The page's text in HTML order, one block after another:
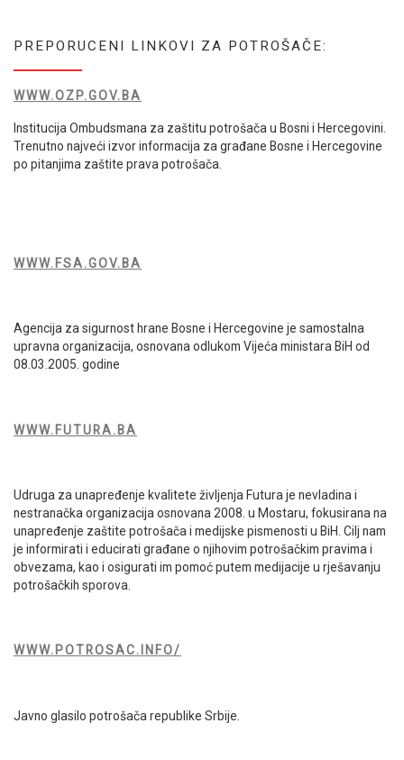
PREPORUCENI LINKOVI ZA POTROŠAČE:
WWW.OZP.GOV.BA
Institucija Ombudsmana za zaštitu potrošača u Bosni i Hercegovini.
Trenutno najveći izvor informacija za građane Bosne i Hercegovine
po pitanjima zaštite prava potrošača.
WWW.FSA.GOV.BA
Agencija za sigurnost hrane Bosne i Hercegovine je samostalna
upravna organizacija, osnovana odlukom Vijeća ministara BiH od
08.03.2005. godine
WWW.FUTURA.BA
Udruga za unapređenje kvalitete življenja Futura je nevladina i
nestranačka organizacija osnovana 2008. u Mostaru, fokusirana na
unapređenje zaštite potrošača i medijske pismenosti u BiH. Cilj nam
je informirati i educirati građane o njihovim potrošačkim pravima i
obvezama, kao i osigurati im pomoć putem medijacije u rješavanju
potrošačkih sporova.
WWW.POTROSAC.INFO/
Javno glasilo potrošača republike Srbije.